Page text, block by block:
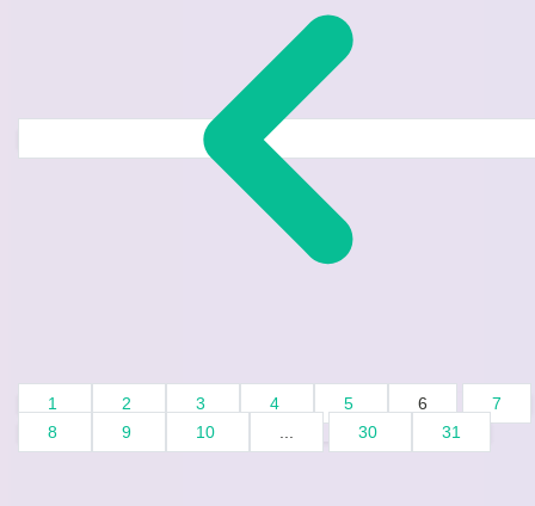
1 2 3 4 5 6
7
8
9 10 30 31